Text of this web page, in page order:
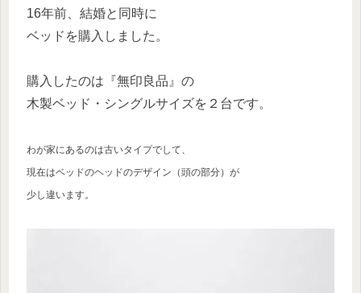
16年前、結婚と同時に
ベッドを購入しました。
購入したのは『無印良品』の
木製ベッド・シングルサイズを２台です。
わが家にあるのは古いタイプでして、
現在はベッドのヘッドのデザイン（頭の部分）が
少し違います。